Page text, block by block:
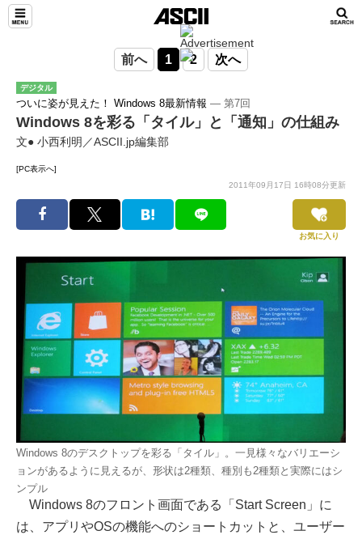
前へ 1 2 次へ
デジタル
ついに姿が見えた！ Windows 8最新情報 ― 第7回
Windows 8を彩る「タイル」と「通知」の仕組み
文● 小西利明／ASCII.jp編集部
[PC表示へ]
2011年09月17日 16時08分更新
お気に入り
Windows 8のデスクトップを彩る「タイル」。一見様々なバリエーシ
ョンがあるように見えるが、形状は2種類、種別も2種類と実際にはシ
ンプル
Windows 8のフロント画面である「Start Screen」に
は、アプリやOSの機能へのショートカットと、ユーザー